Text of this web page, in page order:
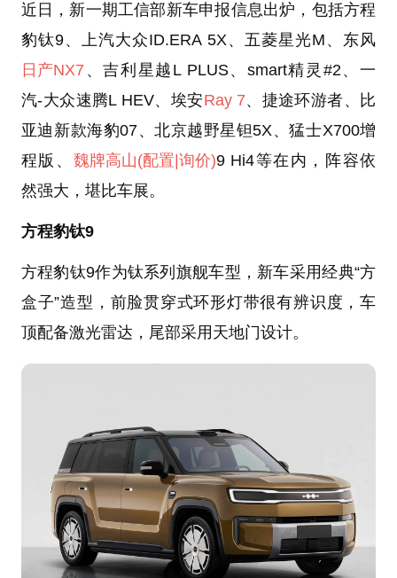
近日，新一期工信部新车申报信息出炉，包括方程
豹钛9、上汽大众ID.ERA 5X、五菱星光M、东风
日产NX7 、吉利星越L PLUS、smart精灵#2、一
汽-大众速腾L HEV、埃安Ray 7、捷途环游者、比
亚迪新款海豹07、北京越野星钽5X、猛士X700增
程版、 魏牌高山(配置 |询价)9 Hi4等在内，阵容依
然强大，堪比车展。
方程豹钛9
方程豹钛9作为钛系列旗舰车型，新车采用经典“方
盒子”造型，前脸贯穿式环形灯带很有辨识度，车
顶配备激光雷达，尾部采用天地门设计。